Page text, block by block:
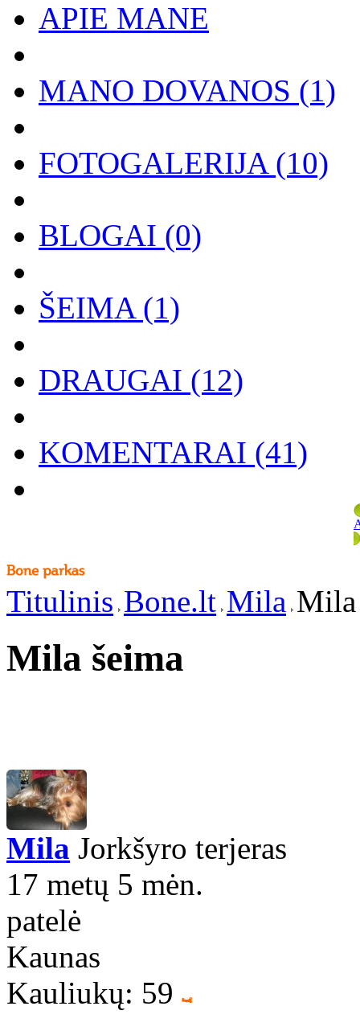
APIE MANE
MANO DOVANOS (1)
FOTOGALERIJA(10)
BLOGAI (0)
ŠEIMA(1)
DRAUGAI (12)
KOMENTARAI (41)
Titulinis Bone.lt Mila Mila
Mila šeima
Mila Jorkšyro terjeras
17 metų 5 mėn.
patelė
Kaunas
Kauliukų: 59